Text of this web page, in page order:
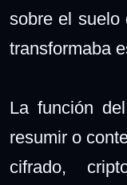
sobre el suelo
transformaba
La función
resumir o
cifrado,